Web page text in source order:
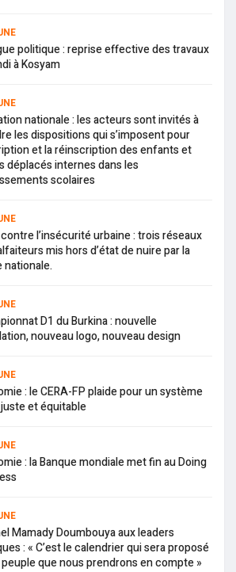
politique : reprise effective des travaux
à Kosyam
nationale : les acteurs sont invités à
les dispositions qui s’imposent pour
et la réinscription des enfants et
déplacés internes dans les
scolaires
l’insécurité urbaine : trois réseaux
mis hors d’état de nuire par la
nationale.
D1 du Burkina : nouvelle
nouveau logo, nouveau design
: le CERA-FP plaide pour un système
et équitable
: la Banque mondiale met fin au Doing
Mamady Doumbouya aux leaders
: « C’est le calendrier qui sera proposé
que nous prendrons en compte »